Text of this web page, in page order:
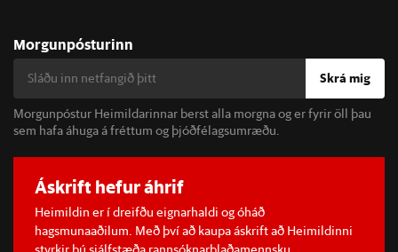
Morgunpósturinn
Skrá mig
Morgunpóstur Heimildarinnar berst alla morgna og er fyrir öll þau
sem hafa áhuga á fréttum og þjóðfélagsumræðu.
Áskrift hefur áhrif
Heimildin er í dreifðu eignarhaldi og óháð
hagsmunaaðilum. Með því að kaupa áskrift að Heimildinni